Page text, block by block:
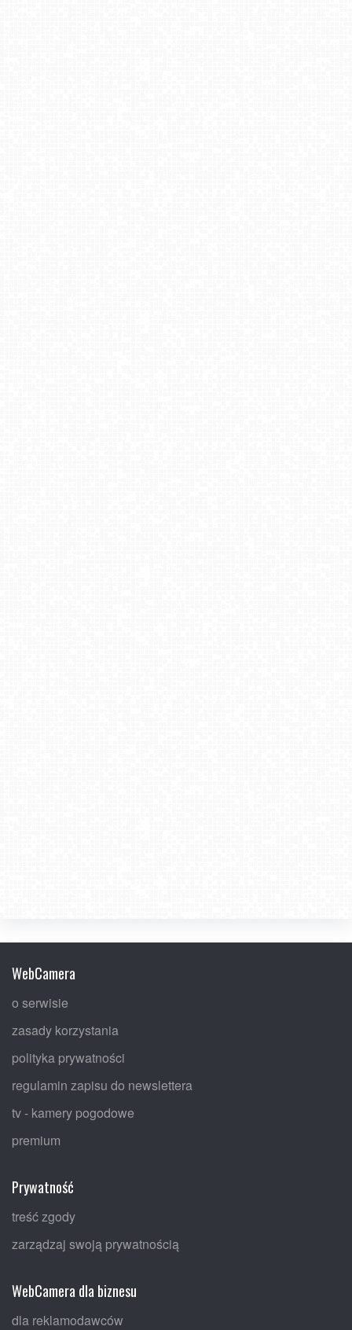
WebCamera
o serwisie
zasady korzystania
polityka prywatności
regulamin zapisu do newslettera
tv - kamery pogodowe
premium
Prywatność
treść zgody
zarządzaj swoją prywatnością
WebCamera dla biznesu
dla reklamodawców